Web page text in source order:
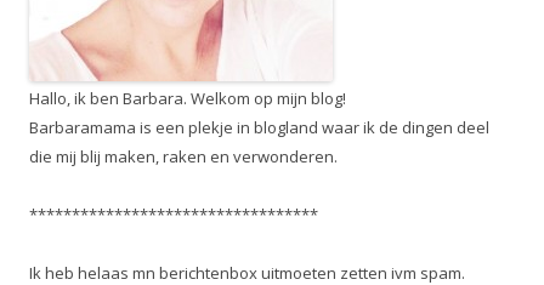
Hallo, ik ben Barbara. Welkom op mijn blog!
Barbaramama is een plekje in blogland waar ik de dingen deel
die mij blij maken, raken en verwonderen.
**********************************
Ik heb helaas mn berichtenbox uitmoeten zetten ivm spam.